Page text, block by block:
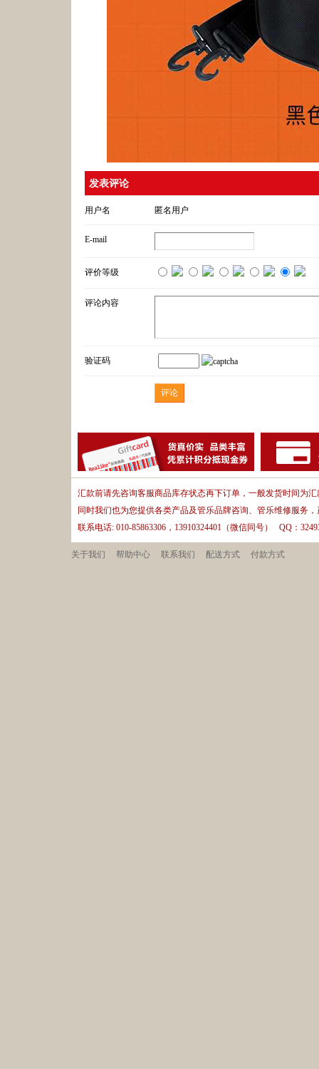
发表评论
用户名 匿名用户
E-mail
评价等级
评论内容
验证码
汇款前请先咨询客服商品库存状态再下订单，一般发货时间为汇
同时我们也为您提供各类产品及管乐品牌咨询、管乐维修服务
联系电话: 010-85863306，13910324401（微信同号） QQ：
关于我们 帮助中心 联系我们 配送方式 付款方式